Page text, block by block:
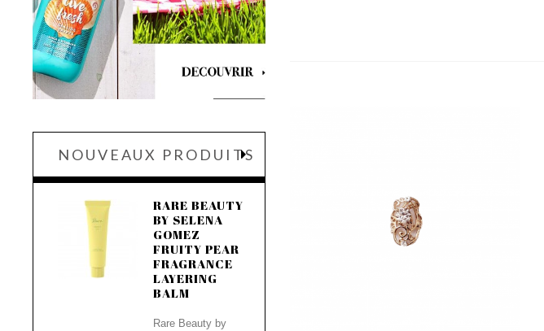
NOUVEAUX PRODUITS
RARE BEAUTY
BY SELENA
GOMEZ
FRUITY PEAR
FRAGRANCE
LAYERING
BALM
Rare Beauty by